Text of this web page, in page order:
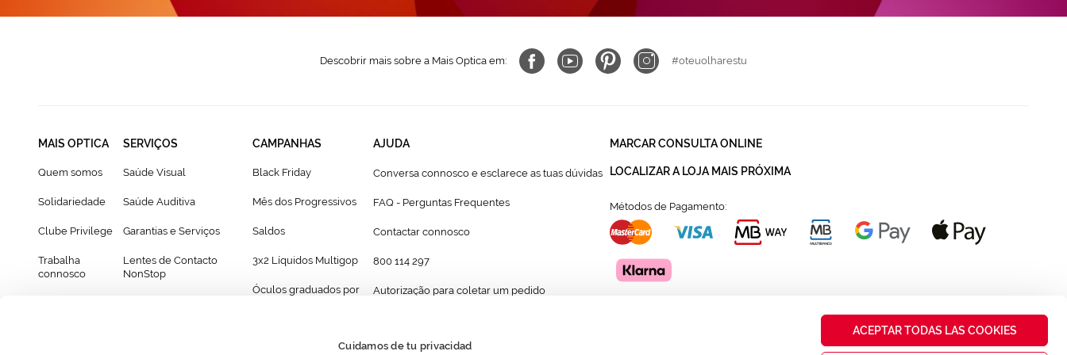
Cuidamos de tu privacidad
ACEPTAR TODAS LAS COOKIES
Descobrir mais sobre a Mais Optica em: #oteuolharestu
MAIS OPTICA
Quem somos
Solidariedade
Clube Privilege
Trabalha
connosco
SERVIÇOS
Saúde Visual
Saúde Auditiva
Garantias e Serviços
Lentes de Contacto
NonStop
CAMPANHAS
Black Friday
Mês dos Progressivos
Saldos
3x2 Líquidos Multigop
Óculos graduados por
AJUDA
Conversa connosco e esclarece as tuas dúvidas
FAQ - Perguntas Frequentes
Contactar connosco
800 114 297
Autorização para coletar um pedido
MARCAR CONSULTA ONLINE
LOCALIZAR A LOJA MAIS PRÓXIMA
Métodos de Pagamento: